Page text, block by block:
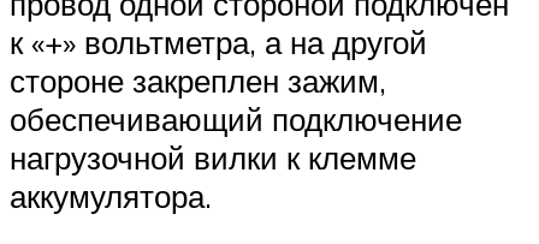
к «+» вольтметра, а на другой
стороне закреплен зажим,
обеспечивающий подключение
нагрузочной вилки к клемме
аккумулятора.